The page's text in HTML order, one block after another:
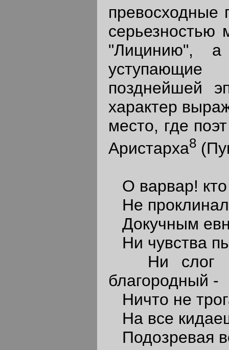
превосходные
"Лицинию",
позднейшей
характер
место, где
Аристарха8
О варвар! кто
Не проклинал
Докучным
Ни чувства
Ни слог
благородный -
Ничто не
На все
Подозревая